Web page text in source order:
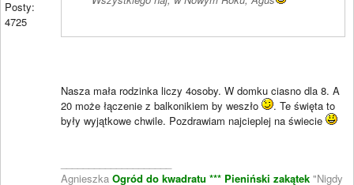
Posty:
4725
Nasza mała rodzinka liczy 4osoby. W domku ciasno dla 8. A
20 może łączenie z balkonikiem by weszło
. Te święta to
były wyjątkowe chwile. Pozdrawiam najcieplej na świecie
Agnieszka Ogród do kwadratu *** Pieniński zakątek "Nigdy